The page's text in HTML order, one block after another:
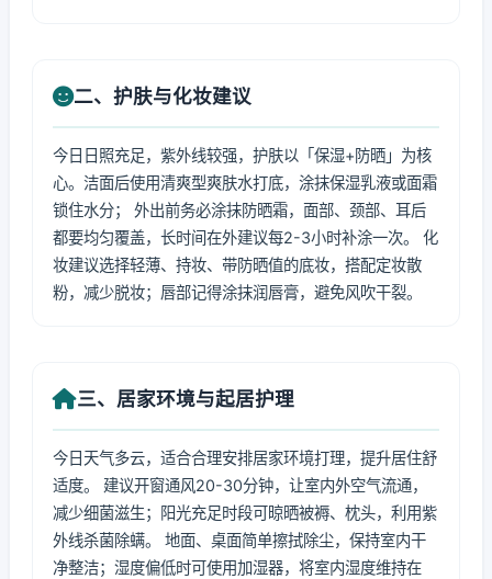
二、护肤与化妆建议
今日日照充足，紫外线较强，护肤以「保湿+防晒」为核
心。洁面后使用清爽型爽肤水打底，涂抹保湿乳液或面霜
锁住水分； 外出前务必涂抹防晒霜，面部、颈部、耳后
都要均匀覆盖，长时间在外建议每2-3小时补涂一次。 化
妆建议选择轻薄、持妆、带防晒值的底妆，搭配定妆散
粉，减少脱妆；唇部记得涂抹润唇膏，避免风吹干裂。
三、居家环境与起居护理
今日天气多云，适合合理安排居家环境打理，提升居住舒
适度。 建议开窗通风20-30分钟，让室内外空气流通，
减少细菌滋生；阳光充足时段可晾晒被褥、枕头，利用紫
外线杀菌除螨。 地面、桌面简单擦拭除尘，保持室内干
净整洁；湿度偏低时可使用加湿器，将室内湿度维持在